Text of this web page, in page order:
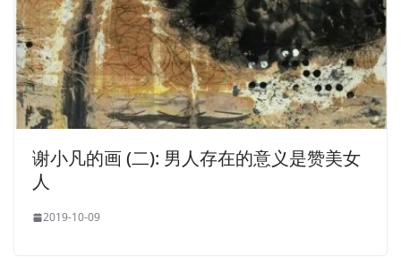
谢小凡的画 (二): 男人存在的意义是赞美女
人
2019-10-09